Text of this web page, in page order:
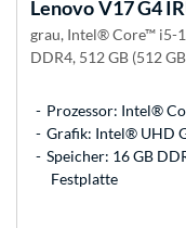
LenovoV17 G4
grau, Intel® Core™ i5-
DDR4, 512 GB (512
Prozessor: Intel®
Grafik: Intel® UHD
Speicher: 16 GB
Festplatte